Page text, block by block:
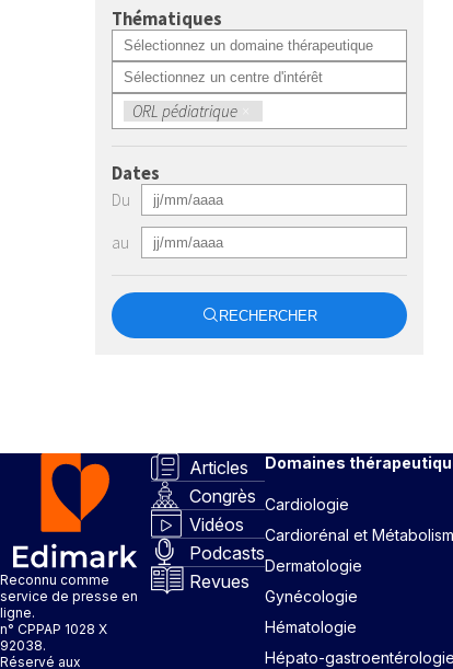
Thématiques
ORL pédiatrique ×
Dates
Du
au
RECHERCHER
Reconnu comme
service de presse en
ligne.
n° CPPAP 1028 X
92038.
Réservé aux
Articles
Congrès
Vidéos
Podcasts
Revues
Domaines
Cardiologie
Cardiorénal et
Dermatologie
Gynécologie
Hématologie
Hépato-gastroentérologie